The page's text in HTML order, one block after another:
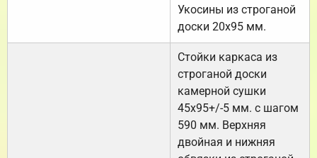
Укосины из строганой
доски 20х95 мм.
Стойки каркаса из
строганой доски
камерной сушки
45х95+/-5 мм. с шагом
590 мм. Верхняя
двойная и нижняя